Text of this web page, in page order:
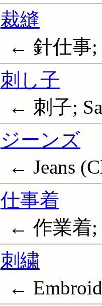
裁縫
← 針仕事;
刺し子
← 刺子;
ジーンズ
← Jeans
仕事着
← 作業着;
刺繍
←